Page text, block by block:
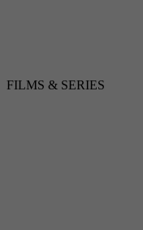
FILMS & SERIES